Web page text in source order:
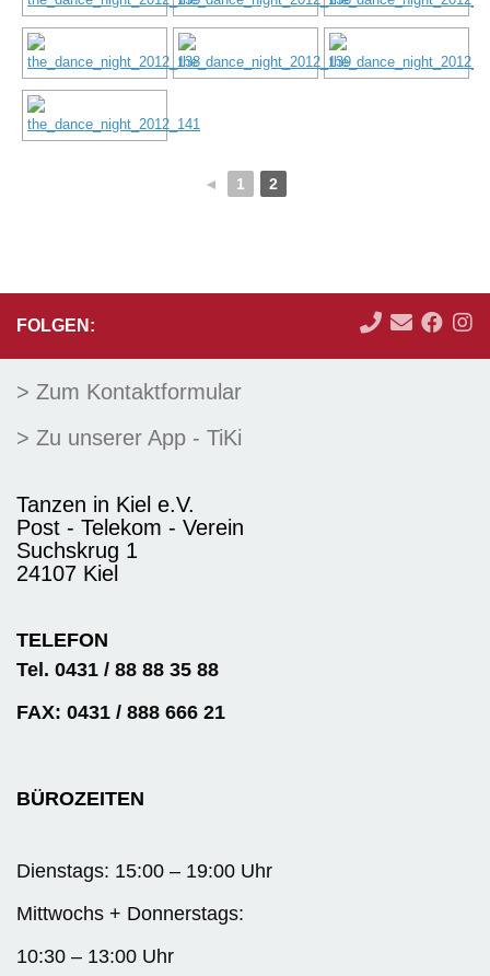
◄ 1 2
FOLGEN:
> Zum Kontaktformular
> Zu unserer App - TiKi
Tanzen in Kiel e.V.
Post - Telekom - Verein
Suchskrug 1
24107 Kiel
TELEFON
Tel. 0431 / 88 88 35 88
FAX: 0431 / 888 666 21
BÜROZEITEN
Dienstags: 15:00 – 19:00 Uhr
Mittwochs + Donnerstags:
10:30 – 13:00 Uhr